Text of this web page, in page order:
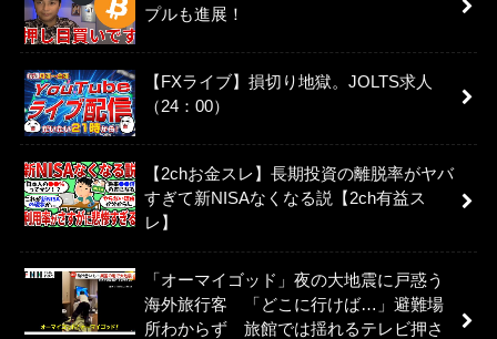
プルも進展！
【FXライブ】損切り地獄。JOLTS求人
（24：00）
【2chお金スレ】長期投資の離脱率がヤバ
すぎて新NISAなくなる説【2ch有益ス
レ】
「オーマイゴッド」夜の大地震に戸惑う
海外旅行客 「どこに行けば…」避難場
所わからず 旅館では揺れるテレビ押さ